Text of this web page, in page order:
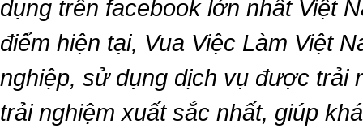
dụng trên facebook lớn nhất Việt
điểm hiện tại, Vua Việc Làm Việt
nghiệp, sử dụng dịch vụ được trải
trải nghiệm xuất sắc nhất, giúp